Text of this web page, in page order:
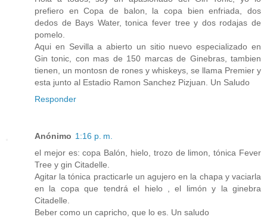
prefiero en Copa de balon, la copa bien enfriada, dos
dedos de Bays Water, tonica fever tree y dos rodajas de
pomelo.
Aqui en Sevilla a abierto un sitio nuevo especializado en
Gin tonic, con mas de 150 marcas de Ginebras, tambien
tienen, un montosn de rones y whiskeys, se llama Premier y
esta junto al Estadio Ramon Sanchez Pizjuan. Un Saludo
Responder
Anónimo 1:16 p. m.
el mejor es: copa Balón, hielo, trozo de limon, tónica Fever
Tree y gin Citadelle.
Agitar la tónica practicarle un agujero en la chapa y vaciarla
en la copa que tendrá el hielo , el limón y la ginebra
Citadelle.
Beber como un capricho, que lo es. Un saludo